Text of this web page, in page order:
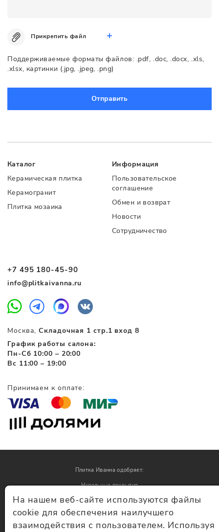
Прикрепить файл
Поддерживаемые форматы файлов: .pdf, .doc, .docx, .xls,
.xlsx, картинки (.jpg, .jpeg, .png)
Отправить
+7 495 180-45-90
info@plitkaivanna.ru
Москва,Складочная 1 стр.1 вход 8
График работы салона:
Пн-Сб 10:00 – 20:00
Вс 11:00 – 19:00
Каталог
Керамическая плитка
Керамогранит
Плитка мозаика
Информация
Пользовательское
соглашение
Обмен и возврат
Новости
Сотрудничество
Принимаем к оплате:
Плитка Иванна одобряет:
Напольные покрытия
Обои
На нашем веб-сайте используются файлы
cookie для обеспечения наилучшего
взаимодействия с пользователем. Используя